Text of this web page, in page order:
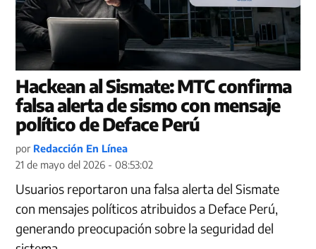
Hackean al Sismate: MTC confirma
falsa alerta de sismo con mensaje
político de Deface Perú
por Redacción En Línea
21 de mayo del 2026 - 08:53:02
Usuarios reportaron una falsa alerta del Sismate
con mensajes políticos atribuidos a Deface Perú,
generando preocupación sobre la seguridad del